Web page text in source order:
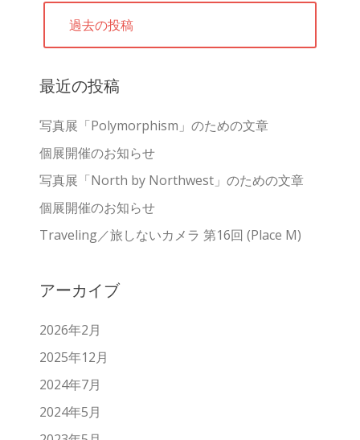
投
ナ
ビ
ゲ
ー
シ
ョ
ン
過去の投稿
最近の投稿
写真展「Polymorphism」のための文章
個展開催のお知らせ
写真展「North by Northwest」のための文章
個展開催のお知らせ
Traveling／旅しないカメラ 第16回 (Place M)
アーカイブ
2026年2月
2025年12月
2024年7月
2024年5月